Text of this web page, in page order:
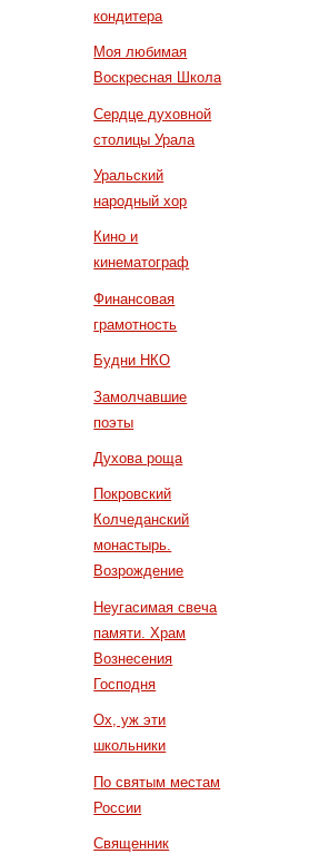
кондитера
Моя любимая
Воскресная Школа
Сердце духовной
столицы Урала
Уральский
народный хор
Кино и
кинематограф
Финансовая
грамотность
Будни НКО
Замолчавшие
поэты
Духова роща
Покровский
Колчеданский
монастырь.
Возрождение
Неугасимая свеча
памяти. Храм
Вознесения
Господня
Ох, уж эти
школьники
По святым местам
России
Священник